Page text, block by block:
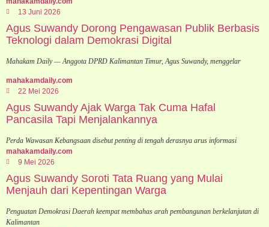
13 Juni 2026
Agus Suwandy Dorong Pengawasan Publik Berbasis
Teknologi dalam Demokrasi Digital
Mahakam Daily — Anggota DPRD Kalimantan Timur, Agus Suwandy, menggelar
mahakamdaily.com
22 Mei 2026
Agus Suwandy Ajak Warga Tak Cuma Hafal
Pancasila Tapi Menjalankannya
Perda Wawasan Kebangsaan disebut penting di tengah derasnya arus informasi
mahakamdaily.com
9 Mei 2026
Agus Suwandy Soroti Tata Ruang yang Mulai
Menjauh dari Kepentingan Warga
Penguatan Demokrasi Daerah keempat membahas arah pembangunan berkelanjutan di
Kalimantan